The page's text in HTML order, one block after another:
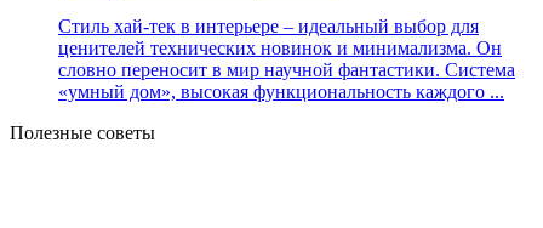
Стиль хай-тек в интерьере – идеальный выбор для
ценителей технических новинок и минимализма. Он
словно переносит в мир научной фантастики. Система
«умный дом», высокая функциональность каждого ...
Полезные советы